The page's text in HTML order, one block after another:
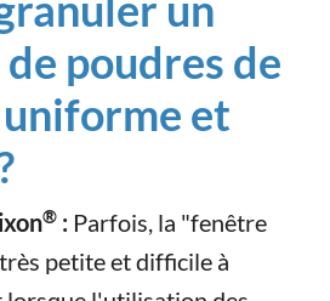
poudres de
et
® : Parfois, la "fenêtre
petite et difficile à